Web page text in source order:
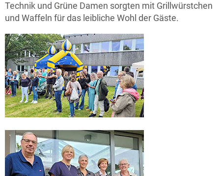
Technik und Grüne Damen sorgten mit Grillwürstchen
und Waffeln für das leibliche Wohl der Gäste.